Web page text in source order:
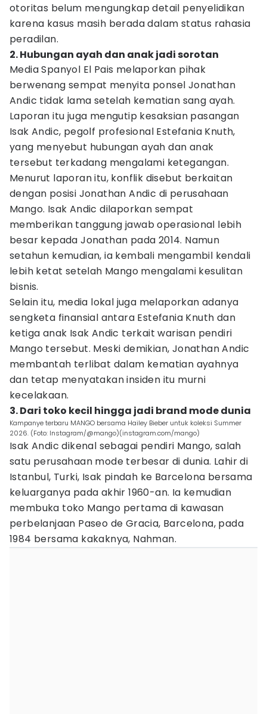
otoritas belum mengungkap detail penyelidikan
karena kasus masih berada dalam status rahasia
peradilan.
2. Hubungan ayah dan anak jadi sorotan
Media Spanyol El Pais melaporkan pihak
berwenang sempat menyita ponsel Jonathan
Andic tidak lama setelah kematian sang ayah.
Laporan itu juga mengutip kesaksian pasangan
Isak Andic, pegolf profesional Estefania Knuth,
yang menyebut hubungan ayah dan anak
tersebut terkadang mengalami ketegangan.
Menurut laporan itu, konflik disebut berkaitan
dengan posisi Jonathan Andic di perusahaan
Mango. Isak Andic dilaporkan sempat
memberikan tanggung jawab operasional lebih
besar kepada Jonathan pada 2014. Namun
setahun kemudian, ia kembali mengambil kendali
lebih ketat setelah Mango mengalami kesulitan
bisnis.
Selain itu, media lokal juga melaporkan adanya
sengketa finansial antara Estefania Knuth dan
ketiga anak Isak Andic terkait warisan pendiri
Mango tersebut. Meski demikian, Jonathan Andic
membantah terlibat dalam kematian ayahnya
dan tetap menyatakan insiden itu murni
kecelakaan.
3. Dari toko kecil hingga jadi brand mode dunia
Kampanye terbaru MANGO bersama Hailey Bieber untuk koleksi Summer
2026. (Foto: Instagram/@mango)(instagram.com/mango)
Isak Andic dikenal sebagai pendiri Mango, salah
satu perusahaan mode terbesar di dunia. Lahir di
Istanbul, Turki, Isak pindah ke Barcelona bersama
keluarganya pada akhir 1960-an. Ia kemudian
membuka toko Mango pertama di kawasan
perbelanjaan Paseo de Gracia, Barcelona, pada
1984 bersama kakaknya, Nahman.